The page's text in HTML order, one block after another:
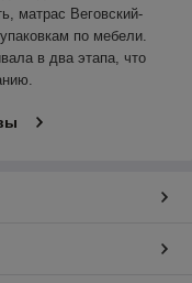
матрас Веговский-
по мебели.
в два этапа, что